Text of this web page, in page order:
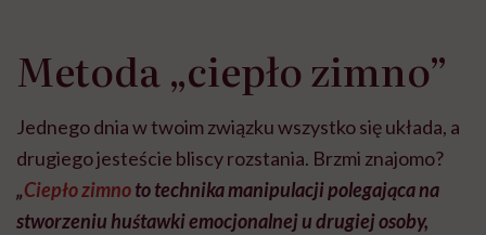
Metoda „ciepło zimno”
Jednego dnia w twoim związku wszystko się układa, a
drugiego jesteście bliscy rozstania. Brzmi znajomo?
„Ciepło zimnoto technika manipulacji polegająca na
stworzeniu huśtawki emocjonalnej u drugiej osoby,